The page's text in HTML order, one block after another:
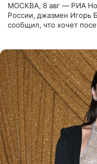
МОСКВА, 8 авг — РИА
России, джазмен Игорь
сообщил, что хочет